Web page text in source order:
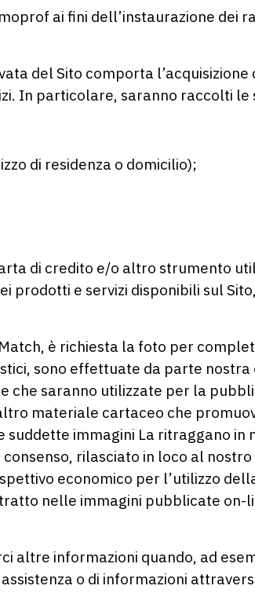
ai fini dell’instaurazione
del Sito comporta
In particolare, saranno raccolti le
di residenza o domicilio);
di credito e/o altro strumento
prodotti e servizi disponibili sul
è richiesta la foto per
sono effettuate da parte
che saranno utilizzate per la
materiale cartaceo che
suddette immagini La ritraggano
rilasciato in loco al
economico per l’utilizzo
nelle immagini pubblicate
altre informazioni quando, ad
o di informazioni